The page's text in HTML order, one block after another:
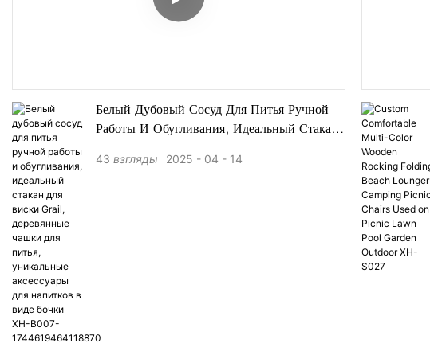
Белый Дубовый Сосуд Для Питья Ручной
Работы И Обугливания, Идеальный Стакан
Питья, Уникальные Аксессуары Для
2025 04 14
43 взгляды